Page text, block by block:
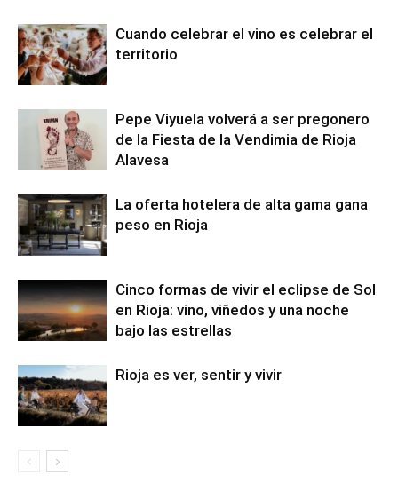
Cuando celebrar el vino es celebrar el
territorio
Pepe Viyuela volverá a ser pregonero
de la Fiesta de la Vendimia de Rioja
Alavesa
La oferta hotelera de alta gama gana
peso en Rioja
Cinco formas de vivir el eclipse de Sol
en Rioja: vino, viñedos y una noche
bajo las estrellas
Rioja es ver, sentir y vivir